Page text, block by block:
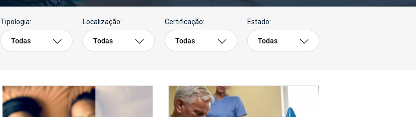
Tipologia:
Todas
Localização:
Todas
Certificação:
Todas
Estado:
Todas